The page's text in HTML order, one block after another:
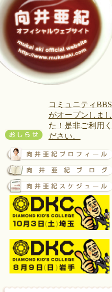
コミュニティBBS
がオープンしまし
た！是非ご利用く
ださい。